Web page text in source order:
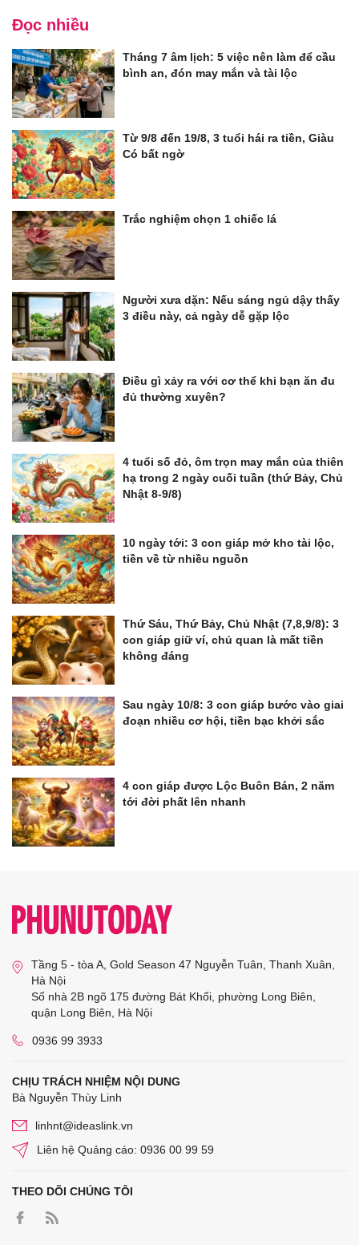
Đọc nhiều
Tháng 7 âm lịch: 5 việc nên làm để cầu
bình an, đón may mắn và tài lộc
Từ 9/8 đến 19/8, 3 tuổi hái ra tiền, Giàu
Có bất ngờ
Trắc nghiệm chọn 1 chiếc lá
Người xưa dặn: Nếu sáng ngủ dậy thấy
3 điều này, cả ngày dễ gặp lộc
Điều gì xảy ra với cơ thể khi bạn ăn đu
đủ thường xuyên?
4 tuổi số đỏ, ôm trọn may mắn của thiên
hạ trong 2 ngày cuối tuần (thứ Bảy, Chủ
Nhật 8-9/8)
10 ngày tới: 3 con giáp mở kho tài lộc,
tiền về từ nhiều nguồn
Thứ Sáu, Thứ Bảy, Chủ Nhật (7,8,9/8): 3
con giáp giữ ví, chủ quan là mất tiền
không đáng
Sau ngày 10/8: 3 con giáp bước vào giai
đoạn nhiều cơ hội, tiền bạc khởi sắc
4 con giáp được Lộc Buôn Bán, 2 năm
tới đời phất lên nhanh
Tầng 5 - tòa A, Gold Season 47 Nguyễn Tuân, Thanh Xuân,
Hà Nội
Số nhà 2B ngõ 175 đường Bát Khối, phường Long Biên,
quận Long Biên, Hà Nội
0936 99 3933
CHỊU TRÁCH NHIỆM NỘI DUNG
Bà Nguyễn Thùy Linh
linhnt@ideaslink.vn
Liên hệ Quảng cáo: 0936 00 99 59
THEO DÕI CHÚNG TÔI